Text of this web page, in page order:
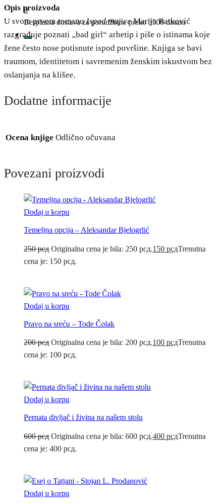
0
Besplatna dostava za porudžbine preko 3500 dinara
Opis proizvoda
U svom prvom romanuIspod majiceMarija Ratković
razgrađuje poznati „bad girl“ arhetip i piše o istinama koje
žene često nose potisnute ispod površine. Knjiga se bavi
traumom, identitetom i savremenim ženskim iskustvom bez
oslanjanja na klišee.
Dodatne informacije
Ocena knjige Odlično očuvana
Povezani proizvodi
Dodaj u korpu
Temeljna opcija – Aleksandar Bjelogrlić
250рсд Originalna cena je bila: 250 рсд.150 рсдTrenutna
cena je: 150 рсд.
Dodaj u korpu
Pravo na sreću – Tode Čolak
200рсд Originalna cena je bila: 200 рсд.100 рсдTrenutna
cena je: 100 рсд.
Dodaj u korpu
Pernata divljač i živina na našem stolu
600рсд Originalna cena je bila: 600 рсд.400 рсдTrenutna
cena je: 400 рсд.
Dodaj u korpu